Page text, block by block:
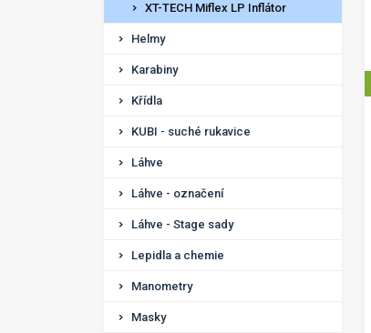
XT-TECH Miflex LP Inflátor
Helmy
Karabiny
Křídla
KUBI - suché rukavice
Láhve
Láhve - označení
Láhve - Stage sady
Lepidla a chemie
Manometry
Masky